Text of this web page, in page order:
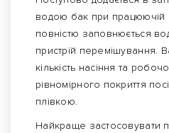
водою бак при працюючій
повністю заповнюється
пристрій перемішування.
кількість насіння та
рівномірного покриття
плівкою.
Найкраще застосовувати